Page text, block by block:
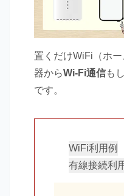
置くだけWiFi（ホ
器からWi-Fi通信も
です。
WiFi利用例
有線接続利